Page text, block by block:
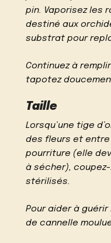
pin. Vaporisez les
destiné aux
substrat pour
Continuez à
tapotez
Taille
Lorsqu’une tige
des fleurs et
pourriture (elle
à sécher),
stérilisés.
Pour aider à
de cannelle